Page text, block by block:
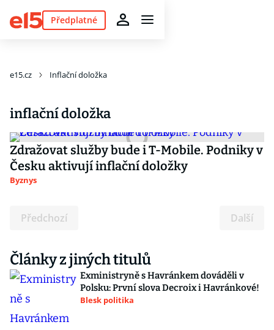
Předplatné
e15.cz Inflační doložka
inflační doložka
Zdražovat služby bude i T-Mobile. Podniky v
Česku aktivují inflační doložky
Byznys
Předchozí Další
Články z jiných titulů
Exministryně s Havránkem dováděli v
Polsku: První slova Decroix i Havránkové!
Blesk politika